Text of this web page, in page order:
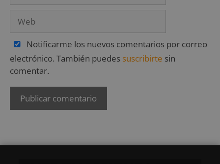
Notificarme los nuevos comentarios por correo
electrónico. También puedes suscribirte sin
comentar.